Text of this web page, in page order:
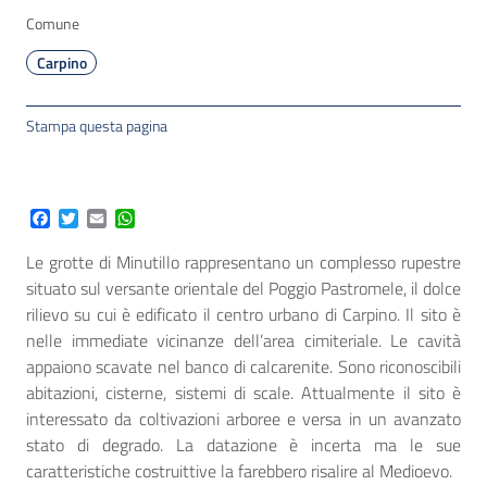
Comune
Carpino
Stampa questa pagina
Facebook
Twitter
Email
Le grotte di Minutillo rappresentano un complesso rupestre
situato sul versante orientale del Poggio Pastromele, il dolce
rilievo su cui è edificato il centro urbano di Carpino. Il sito è
nelle immediate vicinanze dell’area cimiteriale. Le cavità
appaiono scavate nel banco di calcarenite. Sono riconoscibili
abitazioni, cisterne, sistemi di scale. Attualmente il sito è
interessato da coltivazioni arboree e versa in un avanzato
stato di degrado. La datazione è incerta ma le sue
caratteristiche costruittive la farebbero risalire al Medioevo.